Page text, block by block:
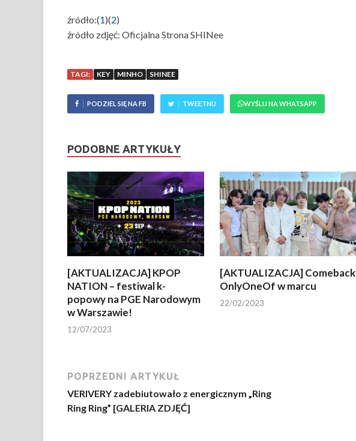
źródło:(1)(2)
źródło zdjęć: Oficjalna Strona SHINee
TAGI: KEY MINHO SHINEE
PODZIEL SIĘ NA FB TWEETNIJ WYŚLIJ NA WHATSAPP
PODOBNE ARTYKUŁY
[AKTUALIZACJA] KPOP
NATION – festiwal k-
popowy na PGE Narodowym
w Warszawie!
12/07/2023
[AKTUALIZACJA] Comeback
OnlyOneOf w marcu
22/02/2023
POPRZEDNI ARTYKUŁ
VERIVERY zadebiutowało z energicznym „Ring
Ring Ring” [GALERIA ZDJĘĆ]